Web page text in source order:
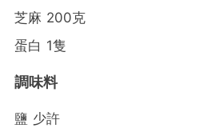
芝麻 200克
蛋白 1隻
調味料
鹽 少許